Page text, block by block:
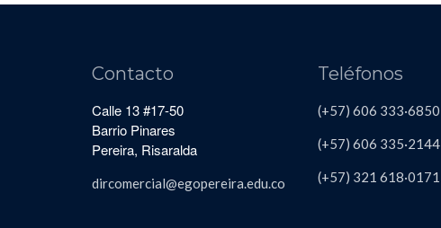
Contacto
Calle 13 #17-50
Barrio Pinares
Pereira, Risaralda
dircomercial@egopereira.edu.co
Teléfonos
(+57) 606 333·6850
(+57) 606 335·2144
(+57) 321 618·0171